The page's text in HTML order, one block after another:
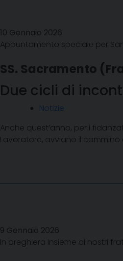
10 Gennaio 2026
Appuntamento speciale per
SS. Sacramento
Due cicli di
Notizie
Anche quest’anno, per i
Lavoratore, avviano il cammino
9 Gennaio 2026
In preghiera insieme ai nostri